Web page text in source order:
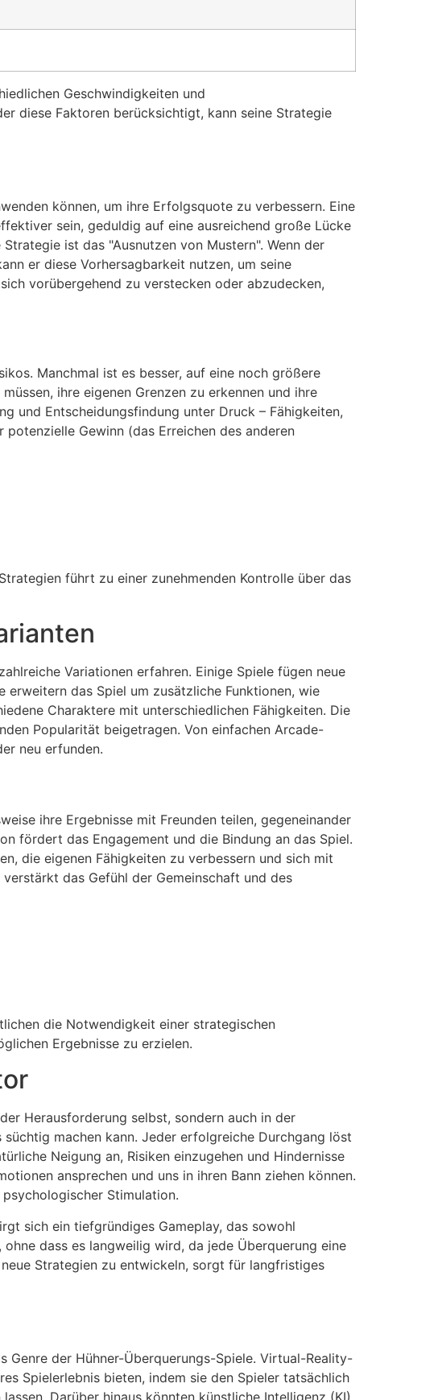
Geschwindigkeiten und
diese Faktoren berücksichtigt, kann seine Strategie
können, um ihre Erfolgsquote zu verbessern. Eine
sein, geduldig auf eine ausreichend große Lücke
ist das "Ausnutzen von Mustern". Wenn der
er diese Vorhersagbarkeit nutzen, um seine
vorübergehend zu verstecken oder abzudecken,
Manchmal ist es besser, auf eine noch größere
ihre eigenen Grenzen zu erkennen und ihre
und Entscheidungsfindung unter Druck – Fähigkeiten,
Gewinn (das Erreichen des anderen
führt zu einer zunehmenden Kontrolle über das
Variationen erfahren. Einige Spiele fügen neue
erweitern das Spiel um zusätzliche Funktionen, wie
Charaktere mit unterschiedlichen Fähigkeiten. Die
Popularität beigetragen. Von einfachen Arcade-
neu erfunden.
ihre Ergebnisse mit Freunden teilen, gegeneinander
fördert das Engagement und die Bindung an das Spiel.
die eigenen Fähigkeiten zu verbessern und sich mit
das Gefühl der Gemeinschaft und des
die Notwendigkeit einer strategischen
Ergebnisse zu erzielen.
Herausforderung selbst, sondern auch in der
machen kann. Jeder erfolgreiche Durchgang löst
Neigung an, Risiken einzugehen und Hindernisse
ansprechen und uns in ihren Bann ziehen können.
Stimulation.
sich ein tiefgründiges Gameplay, das sowohl
dass es langweilig wird, da jede Überquerung eine
Strategien zu entwickeln, sorgt für langfristiges
der Hühner-Überquerungs-Spiele. Virtual-Reality-
Spielerlebnis bieten, indem sie den Spieler tatsächlich